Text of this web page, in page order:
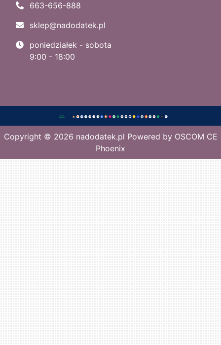
663-656-888
sklep@nadodatek.pl
poniedziałek - sobota
9:00 - 18:00
Copyright © 2026 nadodatek.pl Powered by OSCOM CE
Phoenix